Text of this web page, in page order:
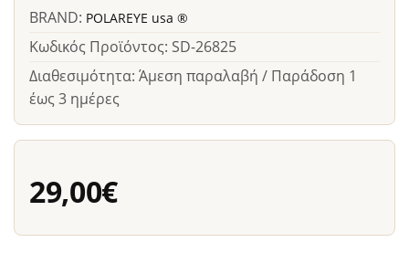
BRAND: POLAREYE usa ®
Κωδικός Προϊόντος: SD-26825
Διαθεσιμότητα: Άμεση παραλαβή / Παράδοση 1
έως 3 ημέρες
29,00€